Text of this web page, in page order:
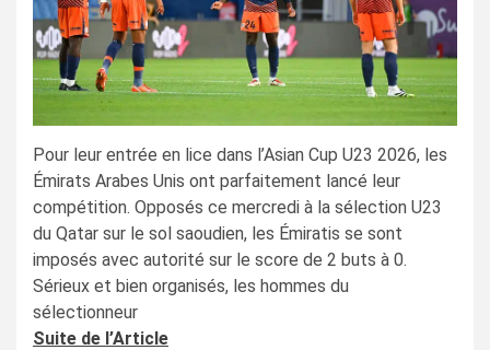
Pour leur entrée en lice dans l’Asian Cup U23 2026, les
Émirats Arabes Unis ont parfaitement lancé leur
compétition. Opposés ce mercredi à la sélection U23
du Qatar sur le sol saoudien, les Émiratis se sont
imposés avec autorité sur le score de 2 buts à 0.
Sérieux et bien organisés, les hommes du
sélectionneur
Suite de l’Article